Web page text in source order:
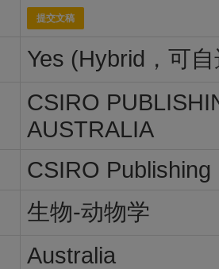
提交文稿
Yes (Hybrid，可
CSIRO
AUSTRALIA
CSIRO Publishing
生物-动物学
Australia